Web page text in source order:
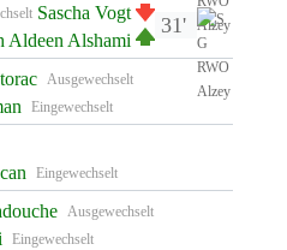
31'
Sascha Vogt
Aldeen Alshami
Ausgewechselt
Eingewechselt
Eingewechselt
Ausgewechselt
Eingewechselt